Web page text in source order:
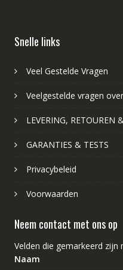
Snelle links
Veel Gestelde Vragen
Veelgestelde vragen
LEVERING, RETOUREN
GARANTIES & TESTS
Privacybeleid
Voorwaarden
Neem contact met ons op
Velden die gemarkeerd zijn
Naam